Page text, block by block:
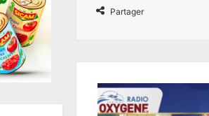
Partager